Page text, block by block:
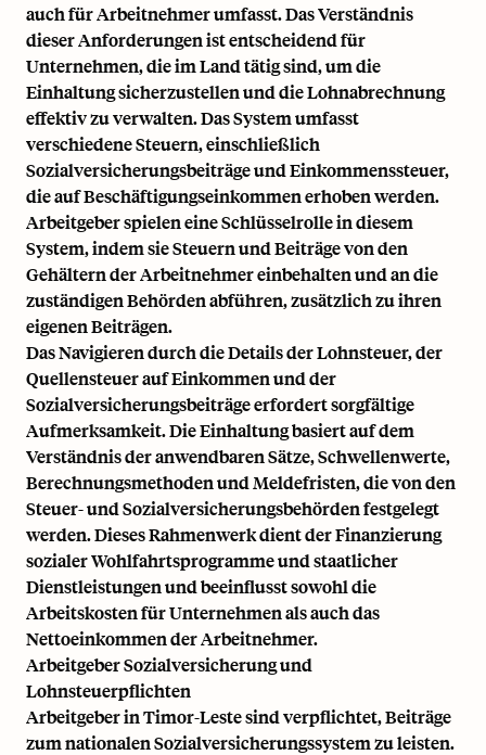
auch für Arbeitnehmer umfasst. Das Verständnis
dieser Anforderungen ist entscheidend für
Unternehmen, die im Land tätig sind, um die
Einhaltung sicherzustellen und die Lohnabrechnung
effektiv zu verwalten. Das System umfasst
verschiedene Steuern, einschließlich
Sozialversicherungsbeiträge und Einkommenssteuer,
die auf Beschäftigungseinkommen erhoben werden.
Arbeitgeber spielen eine Schlüsselrolle in diesem
System, indem sie Steuern und Beiträge von den
Gehältern der Arbeitnehmer einbehalten und an die
zuständigen Behörden abführen, zusätzlich zu ihren
eigenen Beiträgen.
Das Navigieren durch die Details der Lohnsteuer, der
Quellensteuer auf Einkommen und der
Sozialversicherungsbeiträge erfordert sorgfältige
Aufmerksamkeit. Die Einhaltung basiert auf dem
Verständnis der anwendbaren Sätze, Schwellenwerte,
Berechnungsmethoden und Meldefristen, die von den
Steuer- und Sozialversicherungsbehörden festgelegt
werden. Dieses Rahmenwerk dient der Finanzierung
sozialer Wohlfahrtsprogramme und staatlicher
Dienstleistungen und beeinflusst sowohl die
Arbeitskosten für Unternehmen als auch das
Nettoeinkommen der Arbeitnehmer.
Arbeitgeber Sozialversicherung und
Lohnsteuerpflichten
Arbeitgeber in Timor-Leste sind verpflichtet, Beiträge
zum nationalen Sozialversicherungssystem zu leisten.